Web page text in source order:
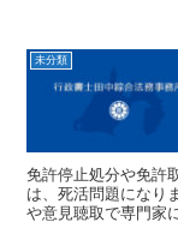
さんの体の中にあります。 これから、少子高齢
液が足りなくなって行きます。 是非、み
ければと思います。
未分類
免許停止処分や免許
は、死活問題になりますよね。 処分を決定
や意見聴取で専門家